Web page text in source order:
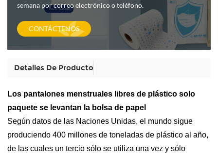
semana por correo electrónico o teléfono.
CONTÁCTENOS
Detalles De Producto
Los pantalones menstruales libres de plástico solo
paquete se levantan la bolsa de papel
Según datos de las Naciones Unidas, el mundo sigue
produciendo 400 millones de toneladas de plástico al año,
de las cuales un tercio sólo se utiliza una vez y sólo